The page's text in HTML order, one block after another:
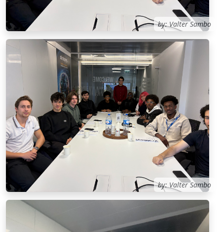
by: Valter Sambo
by: Valter Sambo